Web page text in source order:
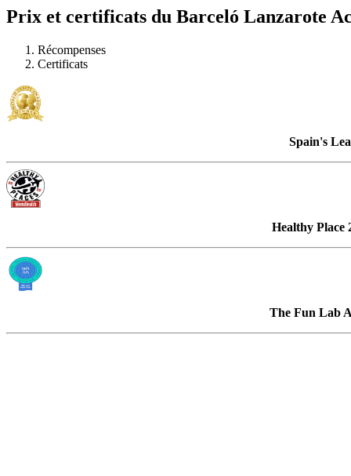
Prix et certificats du Barceló Lanzarote
Récompenses
Certificats
Spain's
Healthy Place
The Fun Lab